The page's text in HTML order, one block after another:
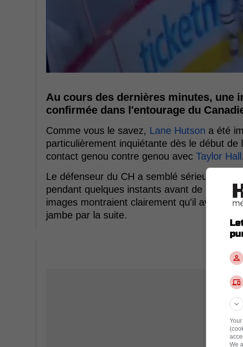
Au cours des dernières minutes, une
confirmée dans l'entourage du
Comme vous le savez, Lane Hutson a été
particulièrement inquiétante dès le début
contact genou contre genou avec Taylor Hall .
Le défenseur du CH a semblé
pendant quelques instants avant de
images montraient clairement qu'il avait de
jambe par la suite.
We